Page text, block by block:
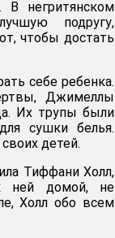
В негритянском
подругу,
чтобы достать
себе ребенка.
Джимеллы
Их трупы были
сушки белья.
детей.
Тиффани Холл,
ней домой, не
Холл обо всем